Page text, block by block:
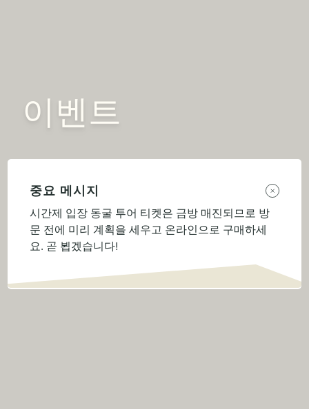
이벤트
중요 메시지
시간제 입장 동굴 투어 티켓은 금방 매진되므로 방
문 전에 미리 계획을 세우고 온라인으로 구매하세
요. 곧 뵙겠습니다!